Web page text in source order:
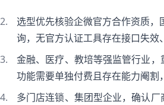
选型优先核验企微官方合作资质
询，无官方认证工具存在接口失效
金融、医疗、教培等强监管行业
功能需要单独付费且存在能力阉
多门店连锁、集团型企业，确认